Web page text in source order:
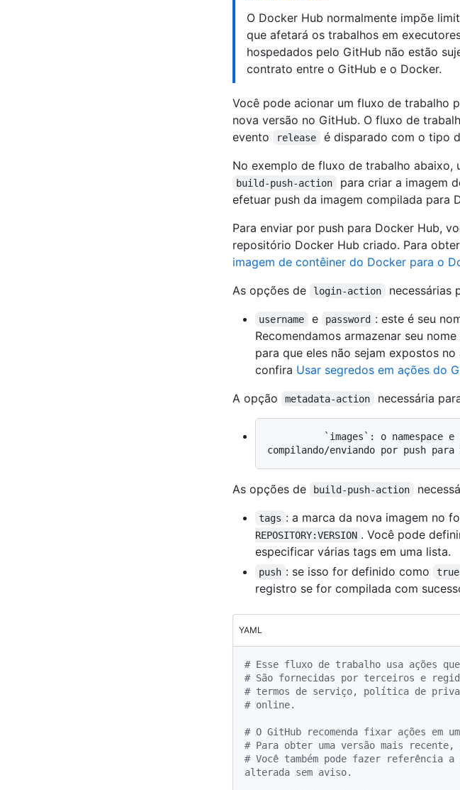
O Docker Hub normalmente impõe
que afetará os trabalhos em
hospedados pelo GitHub não estão
contrato entre o GitHub e o Docker.
Você pode acionar um fluxo de trabalho
nova versão no GitHub. O fluxo de
evento
release é disparado com o tipo
No exemplo de fluxo de trabalho abaixo,
build-push-action
para criar a imagem
efetuar push da imagem compilada para
Para enviar por push para Docker Hub,
repositório Docker Hub criado. Para
imagem de contêiner do Docker para o
As opções de
login-action necessárias
username e password : este é seu
Recomendamos armazenar seu
para que eles não sejam expostos
confira Usar segredos em ações do
A opção
metadata-action necessária
As opções de build-push-action
tags : a marca da nova imagem no
REPOSITORY:VERSION . Você pode
especificar várias tags em uma lista.
push : se isso for definido como true
registro se for compilada com
YAML
# Esse fluxo de trabalho usa ações
# São fornecidas por terceiros e
# termos de serviço, política de
# online.
# O GitHub recomenda fixar ações em
# Para obter uma versão mais
# Você também pode fazer referência a
alterada sem aviso.